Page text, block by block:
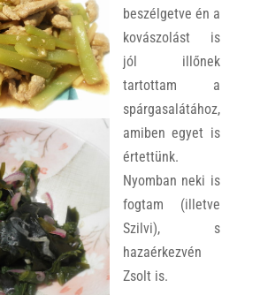
beszélgetve én a
kovászolást is
jól illőnek
tartottam a
spárgasalátához,
amiben egyet is
értettünk.
Nyomban neki is
fogtam (illetve
Szilvi), s
hazaérkezvén
Zsolt is.